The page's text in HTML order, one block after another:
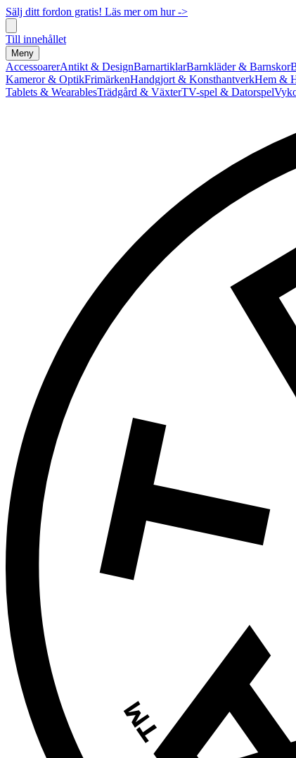
Sälj ditt fordon gratis! Läs mer om hur ->
Till innehållet
Meny
AccessoarerAntikt & DesignBarnartiklarBarnkläder & Barnskor
Kameror & OptikFrimärkenHandgjort & KonsthantverkHem &
Tablets & WearablesTrädgård & VäxterTV-spel & Datorspel